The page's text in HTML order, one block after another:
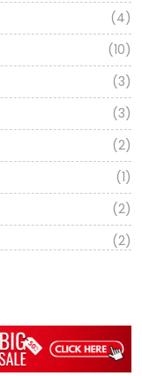
(4)
(10)
(3)
(3)
(2)
(1)
(2)
(2)